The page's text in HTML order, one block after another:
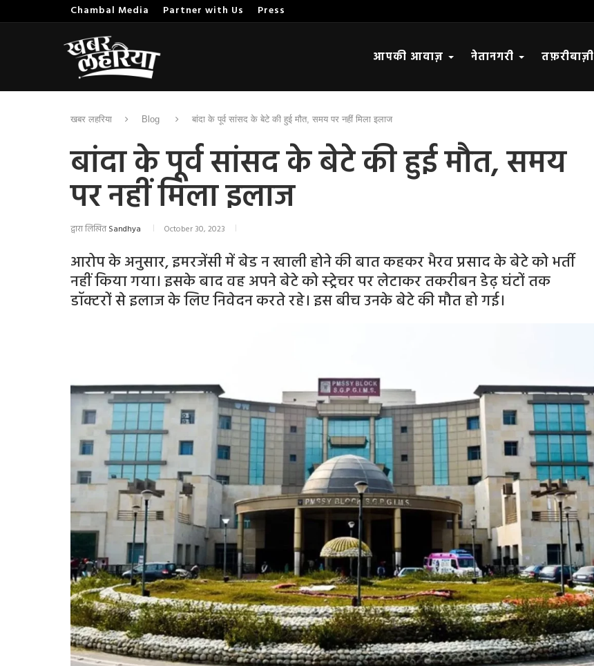
Chambal Media Partner with Us Press
आपकी आवाज़ नेतानगरी तफ़रीबाज़ी
खबर लहरिया Blog बांदा के पूर्व सांसद के बेटे की हुई मौत, समय पर नहीं मिला इलाज
बांदा के पूर्व सांसद के बेटे की हुई मौत, समय
पर नहीं मिला इलाज
द्वारा लिखितSandhya October 30, 2023
आरोप के अनुसार, इमरजेंसी में बेड न खाली होने की बात कहकर भैरव प्रसाद के बेटे को भर्ती
नहीं किया गया। इसके बाद वह अपने बेटे को स्ट्रेचर पर लेटाकर तकरीबन डेढ़ घंटों तक
डॉक्टरों से इलाज के लिए निवेदन करते रहे। इस बीच उनके बेटे की मौत हो गई।